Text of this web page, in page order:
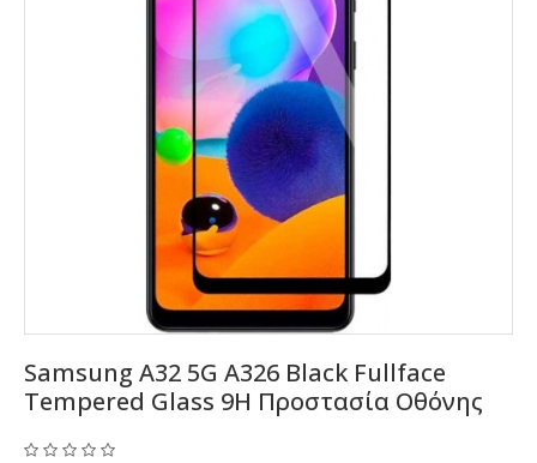
Samsung A32 5G A326 Black Fullface
Tempered Glass 9H Προστασία Οθόνης